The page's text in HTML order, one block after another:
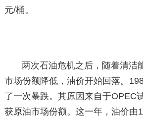
元/桶。
两次石油危机之后，随着清洁
市场份额降低，油价开始回落。
了一次暴跌。其原因来自于OPEC
获原油市场份额。这一年，油价由